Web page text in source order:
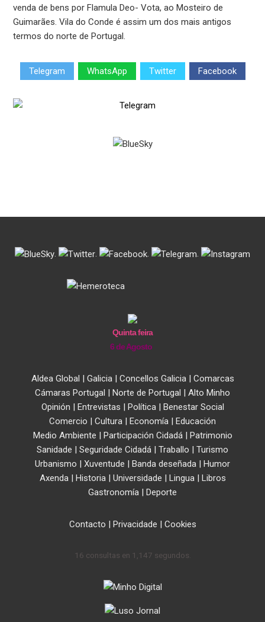
venda de bens por Flamula Deo- Vota, ao Mosteiro de
Guimarães. Vila do Conde é assim um dos mais antigos
termos do norte de Portugal.
Telegram WhatsApp Twitter Facebook
. . . .
Quinta feira
6 de Agosto
Aldea Global | Galicia| Concellos Galicia| Comarcas
Cámaras Portugal | Norte de Portugal | Alto Minho
Opinión | Entrevistas | Política| Benestar Social
Comercio | Cultura | Economía | Educación
Medio Ambiente | Participación Cidadá| Patrimonio
Sanidade | Seguridade Cidadá | Traballo | Turismo
Urbanismo | Xuventude | Banda deseñada | Humor
Axenda| Historia| Universidade | Lingua| Libros
Gastronomía | Deporte
Contacto | Privacidade | Cookies
16 consultas en 1,147 segundos.